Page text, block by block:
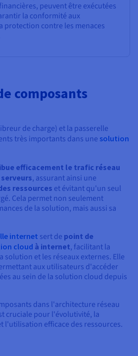
peuvent être exécutées
la conformité aux
protection contre les menaces
composants
de charge) et la passerelle
très importants dans une solution
efficacement le trafic réseau
, assurant ainsi une
ressources et évitant qu'un seul
Cela permet non seulement
de la solution, mais aussi sa
internet sert de point de
cloud à internet, facilitant la
et les réseaux externes. Elle
aux utilisateurs d'accéder
au sein de la solution cloud depuis
dans l'architecture réseau
cruciale pour l'évolutivité, la
l'utilisation efficace des ressources.